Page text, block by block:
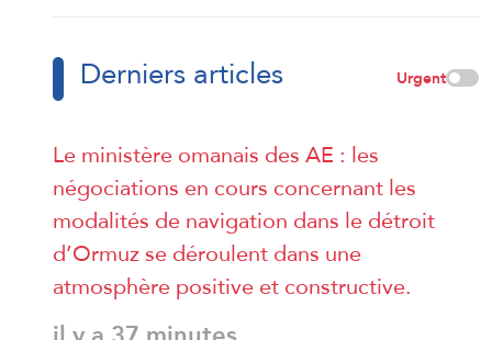
Derniers articles Urgent
Le ministère omanais des AE : les
négociations en cours concernant les
modalités de navigation dans le détroit
d’Ormuz se déroulent dans une
atmosphère positive et constructive.